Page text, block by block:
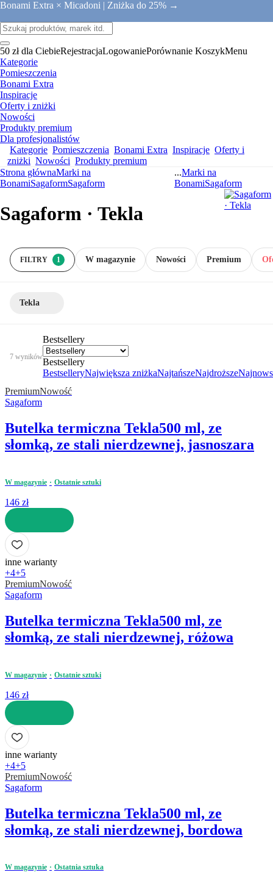
Bonami Extra × Micadoni | Zniżka do 25% →
50 zł dla CiebieRejestracjaLogowaniePorównanie KoszykMenu
Kategorie
Pomieszczenia
Bonami Extra
Inspiracje
Oferty i zniżki
Nowości
Produkty premium
Dla profesjonalistów
Kategorie Pomieszczenia Bonami Extra Inspiracje Oferty i
zniżki Nowości Produkty premium
Strona głównaMarki na
BonamiSagaformSagaform
...Marki na
BonamiSagaform
Sagaform · Tekla
FILTRY 1 W magazynie Nowości Premium
Tekla
7 wyników
Bestsellery
Bestsellery
BestselleryNajwiększa zniżkaNajtańszeNajdroższe
PremiumNowość
Sagaform
Butelka termiczna Tekla500 ml, ze
słomką, ze stali nierdzewnej, jasnoszara
W magazynie Ostatnie sztuki
146 zł
DO KOSZYKA
inne warianty
+4+5
PremiumNowość
Sagaform
Butelka termiczna Tekla500 ml, ze
słomką, ze stali nierdzewnej, różowa
W magazynie Ostatnie sztuki
146 zł
DO KOSZYKA
inne warianty
+4+5
PremiumNowość
Sagaform
Butelka termiczna Tekla500 ml, ze
słomką, ze stali nierdzewnej, bordowa
W magazynie Ostatnia sztuka